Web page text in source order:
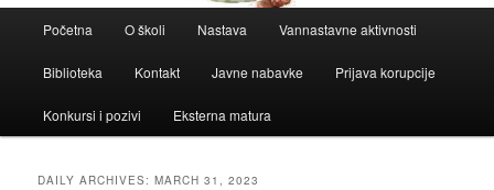
Početna O školi Nastava Vannastavne aktivnosti
Biblioteka Kontakt Javne nabavke Prijava korupcije
Konkursi i pozivi Eksterna matura
DAILY ARCHIVES:MARCH 31, 2023